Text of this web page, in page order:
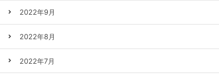
2022年9月
2022年8月
2022年7月